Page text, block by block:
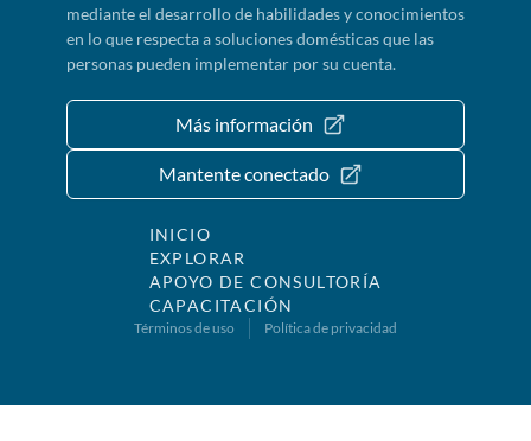
mediante el desarrollo de habilidades y conocimientos
en lo que respecta a soluciones domésticas que las
personas pueden implementar por su cuenta.
Más información
Mantente conectado
INICIO
EXPLORAR
APOYO DE CONSULTORÍA
CAPACITACIÓN
Términos de uso Política de privacidad